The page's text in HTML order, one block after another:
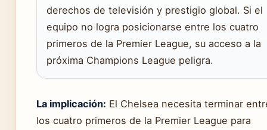
derechos de televisión y prestigio global. Si el
equipo no logra posicionarse entre los cuatro
primeros de la Premier League, su acceso a la
próxima Champions League peligra.
La implicación: El Chelsea necesita terminar
los cuatro primeros de la Premier League para